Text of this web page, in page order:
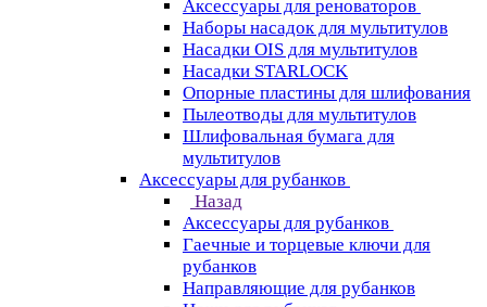
Аксессуары для реноваторов
Наборы насадок для мультитулов
Насадки OIS для мультитулов
Насадки STARLOCK
Опорные пластины для шлифования
Пылеотводы для мультитулов
Шлифовальная бумага для
мультитулов
Аксессуары для рубанков
Назад
Аксессуары для рубанков
Гаечные и торцевые ключи для
рубанков
Направляющие для рубанков